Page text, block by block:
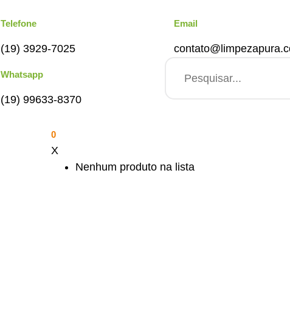
Telefone
(19) 3929-7025
Whatsapp
(19) 99633-8370
Email
0
X
Nenhum produto na lista